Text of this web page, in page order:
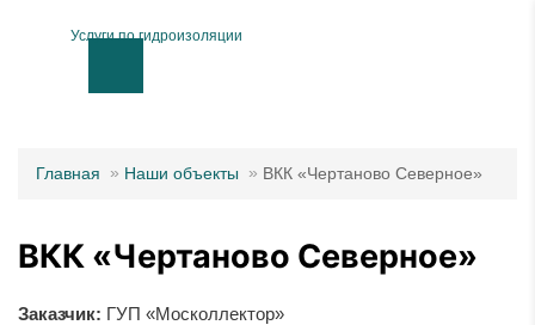
Услуги по гидроизоляции
Главная Наши объекты ВКК «Чертаново Северное»
ВКК «Чертаново Северное»
Заказчик: ГУП «Москоллектор»